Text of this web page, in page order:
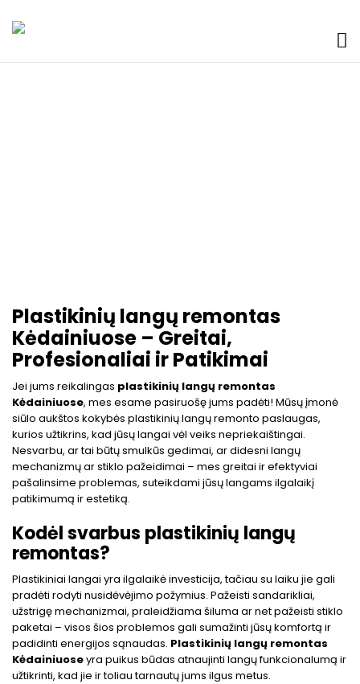
Plastikinių langų remontas
Kėdainiuose – Greitai,
Profesionaliai ir Patikimai
Jei jums reikalingas plastikinių langų remontas
Kėdainiuose, mes esame pasiruošę jums padėti! Mūsų įmonė
siūlo aukštos kokybės plastikinių langų remonto paslaugas,
kurios užtikrins, kad jūsų langai vėl veiks nepriekaištingai.
Nesvarbu, ar tai būtų smulkūs gedimai, ar didesni langų
mechanizmų ar stiklo pažeidimai – mes greitai ir efektyviai
pašalinsime problemas, suteikdami jūsų langams ilgalaikį
patikimumą ir estetiką.
Kodėl svarbus plastikinių langų
remontas?
Plastikiniai langai yra ilgalaikė investicija, tačiau su laiku jie gali
pradėti rodyti nusidėvėjimo požymius. Pažeisti sandarikliai,
užstrigę mechanizmai, praleidžiama šiluma ar net pažeisti stiklo
paketai – visos šios problemos gali sumažinti jūsų komfortą ir
padidinti energijos sąnaudas. Plastikinių langų remontas
Kėdainiuoseyra puikus būdas atnaujinti langų funkcionalumą ir
užtikrinti, kad jie ir toliau tarnautų jums ilgus metus.